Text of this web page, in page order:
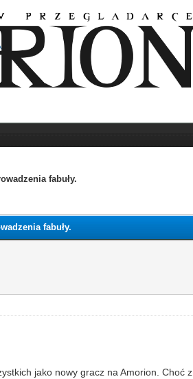
fabuły.
fabuły.
jako nowy gracz na Amorion.